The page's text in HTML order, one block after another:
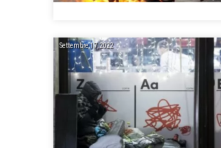
Settembre 17, 2022